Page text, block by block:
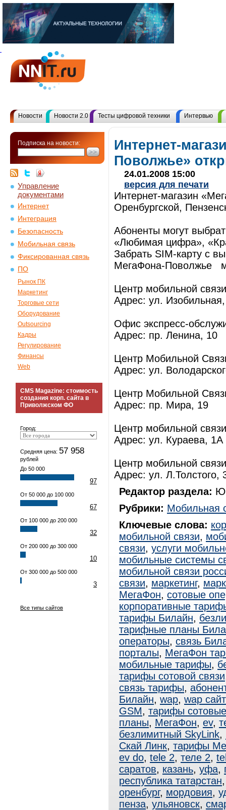
Новости Новости 2.0 Тесты цифровой техники Интервью
Подписка на новости:
Управление
документами
Интернет
Интеграция
Безопасность
Мобильная связь
Фиксированная связь
ПО
Рынок ПК
Маркетинг
Торговые сети
Оборудование
Outsourcing
Кадры
Регулирование
Финансы
Web
CMS Magazine: стоимость
создания корп. сайта в
Приволжском ФО
Город:
Средняя цена: 57 958
рублей
До 50 000
97
От 50 000 до 100 000
67
От 100 000 до 200 000
32
От 200 000 до 300 000
10
От 300 000 до 500 000
3
Все типы сайтов
Интернет-
Поволжье»
24.01.2008 15:00
версия для печати
Интернет-магазин
Оренбургской,
Абоненты могут
«Любимая цифра»,
Забрать SIM-карту с
МегаФона-Поволжье
Центр мобильной
Адрес: ул.
Офис экспресс-
Адрес: пр. Ленина, 10
Центр Мобильной
Адрес: ул.
Центр Мобильной
Адрес: пр. Мира, 19
Центр мобильной
Адрес: ул. Кураева, 1А
Центр мобильной
Адрес: ул. Л.Толстого,
Редактор раздела:
Рубрики: Мобильная
Ключевые слова:
мобильной связи,
связи, услуги
мобильные системы
мобильной связи
связи, маркетинг,
МегаФон, сотовые
корпоративные
тарифы Билайн,
тарифные планы
операторы, связь
порталы, МегаФон
мобильные тарифы,
тарифы сотовой связи
связь тарифы,
Билайн, wap, wap
GSM, тарифы сотовые
планы, МегаФон, ev,
безлимитный SkyLink,
Скай Линк, тарифы
ev do, tele 2, теле 2,
саратов, казань, уфа,
республика татарстан
оренбург, мордовия,
пенза, ульяновск,